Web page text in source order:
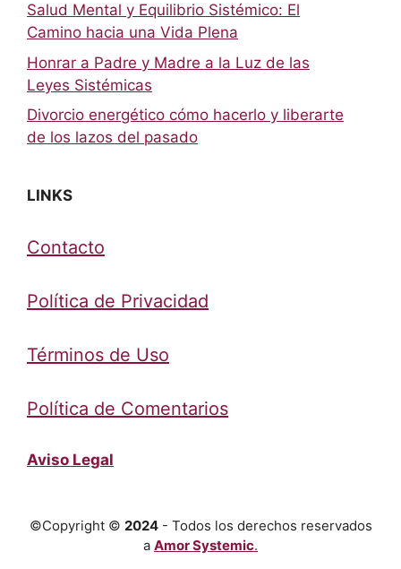
Salud Mental y Equilibrio Sistémico: El
Camino hacia una Vida Plena
Honrar a Padre y Madre a la Luz de las
Leyes Sistémicas
Divorcio energético cómo hacerlo y liberarte
de los lazos del pasado
LINKS
Contacto
Política de Privacidad
Términos de Uso
Política de Comentarios
Aviso Legal
©Copyright © 2024- Todos los derechos reservados
a Amor Systemic.